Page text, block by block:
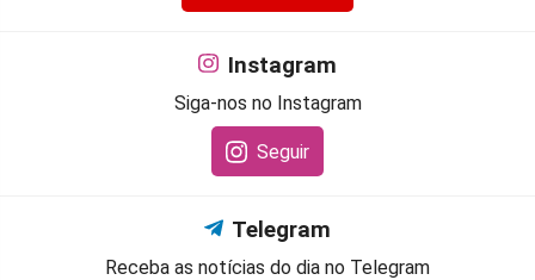
Instagram
Siga-nos no Instagram
Seguir
Telegram
Receba as notícias do dia no Telegram